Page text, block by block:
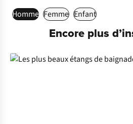
Homme Femme Enfant
Encore plus